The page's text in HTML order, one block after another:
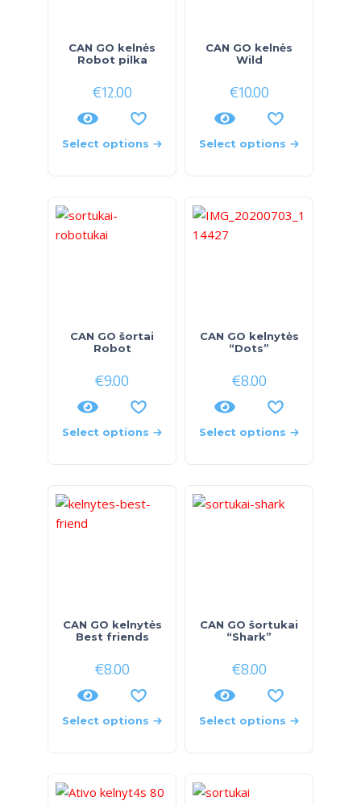
CAN GO kelnės
Robot pilka
€12.00
Select options
CAN GO kelnės
Wild
€10.00
Select options
CAN GO šortai
Robot
€9.00
Select options
CAN GO kelnytės
“Dots”
€8.00
Select options
CAN GO kelnytės
Best friends
€8.00
Select options
CAN GO šortukai
“Shark”
€8.00
Select options